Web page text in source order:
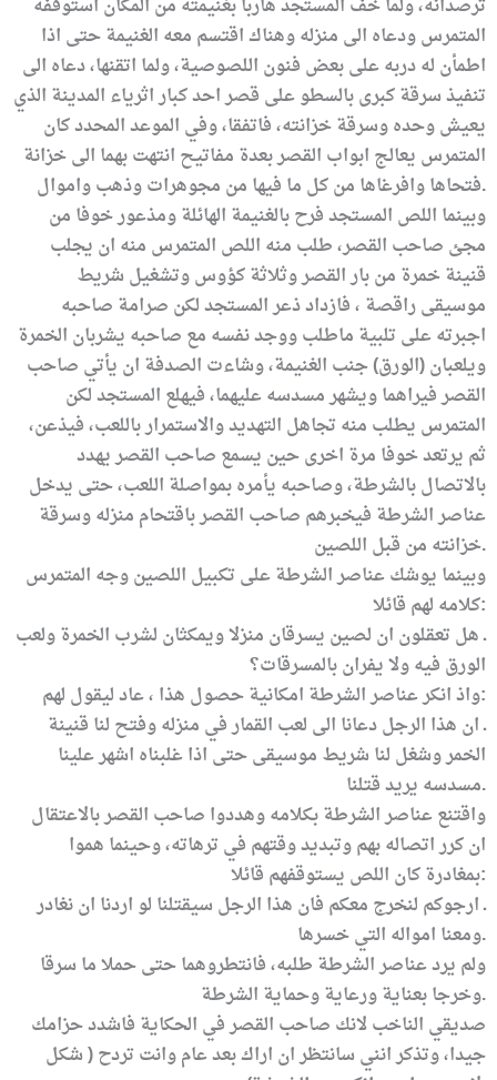
المتمرس ودعاه الى منزله وهناك اقتسم معه الغنيمة حتى اذا
اطمأن له دربه على بعض فنون اللصوصية، ولما اتقنها، دعاه الى
تنفيذ سرقة كبرى بالسطو على قصر احد كبار اثرياء المدينة الذي
يعيش وحده وسرقة خزانته، فاتفقا، وفي الموعد المحدد كان
المتمرس يعالج ابواب القصر بعدة مفاتيح انتهت بهما الى خزانة
فتحاها وافرغاها من كل ما فيها من مجوهرات وذهب واموال.
وبينما اللص المستجد فرح بالغنيمة الهائلة ومذعور خوفا من
مجئ صاحب القصر، طلب منه اللص المتمرس منه ان يجلب
قنينة خمرة من بار القصر وثلاثة كؤوس وتشغيل شريط
موسيقى راقصة ، فازداد ذعر المستجد لكن صرامة صاحبه
اجبرته على تلبية ماطلب ووجد نفسه مع صاحبه يشربان الخمرة
ويلعبان (الورق) جنب الغنيمة، وشاءت الصدفة ان يأتي صاحب
القصر فيراهما ويشهر مسدسه عليهما، فيهلع المستجد لكن
المتمرس يطلب منه تجاهل التهديد والاستمرار باللعب، فيذعن،
ثم يرتعد خوفا مرة اخرى حين يسمع صاحب القصر يهدد
بالاتصال بالشرطة، وصاحبه يأمره بمواصلة اللعب، حتى يدخل
عناصر الشرطة فيخبرهم صاحب القصر باقتحام منزله وسرقة
خزانته من قبل اللصين.
وبينما يوشك عناصر الشرطة على تكبيل اللصين وجه المتمرس
كلامه لهم قائلا:
ـ هل تعقلون ان لصين يسرقان منزلا ويمكثان لشرب الخمرة ولعب
الورق فيه ولا يفران بالمسرقات؟
واذ انكر عناصر الشرطة امكانية حصول هذا ، عاد ليقول لهم:
ـ ان هذا الرجل دعانا الى لعب القمار في منزله وفتح لنا قنينة
الخمر وشغل لنا شريط موسيقى حتى اذا غلبناه اشهر علينا
مسدسه يريد قتلنا.
واقتنع عناصر الشرطة بكلامه وهددوا صاحب القصر بالاعتقال
ان كرر اتصاله بهم وتبديد وقتهم في ترهاته، وحينما هموا
بمغادرة كان اللص يستوقفهم قائلا:
ـ ارجوكم لنخرج معكم فان هذا الرجل سيقتلنا لو اردنا ان نغادر
ومعنا امواله التي خسرها.
ولم يرد عناصر الشرطة طلبه، فانتطروهما حتى حملا ما سرقا
وخرجا بعناية ورعاية وحماية الشرطة.
صديقي الناخب لانك صاحب القصر في الحكاية فاشدد حزامك
جيدا، وتذكر انني سانتظر ان اراك بعد عام وانت تردح ( شكل